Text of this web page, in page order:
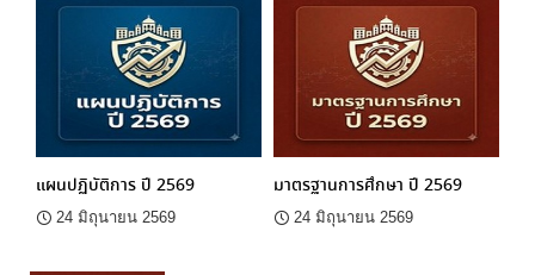
แผนปฏิบัติการ ปี 2569
24 มิถุนายน 2569
มาตรฐานการศึกษา ปี 2569
24 มิถุนายน 2569